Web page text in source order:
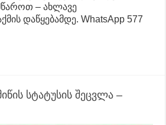
– ახლავე
დაწყებამდე. WhatsApp 577
სტატუსის შეცვლა –